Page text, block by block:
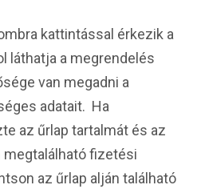
kattintással érkezik a
láthatja a megrendelés
van megadni a
adatait. Ha
az űrlap tartalmát és az
megtalálható fizetési
az űrlap alján található